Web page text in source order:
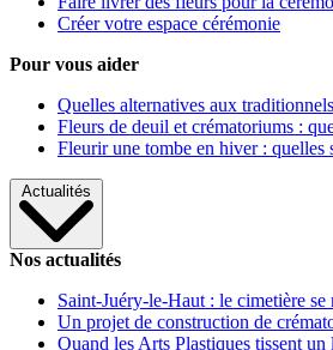
Créer votre espace cérémonie
Pour vous aider
Quelles alternatives aux
Fleurs de deuil et crématoriums :
Fleurir une tombe en hiver : quelles
Actualités
Nos actualités
Saint-Juéry-le-Haut : le cimetière
Un projet de construction de
Quand les Arts Plastiques tissent